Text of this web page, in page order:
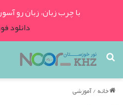
با چرب زبان، زبان رو
دانلود
جستجو
برای
خانه/آموزشی